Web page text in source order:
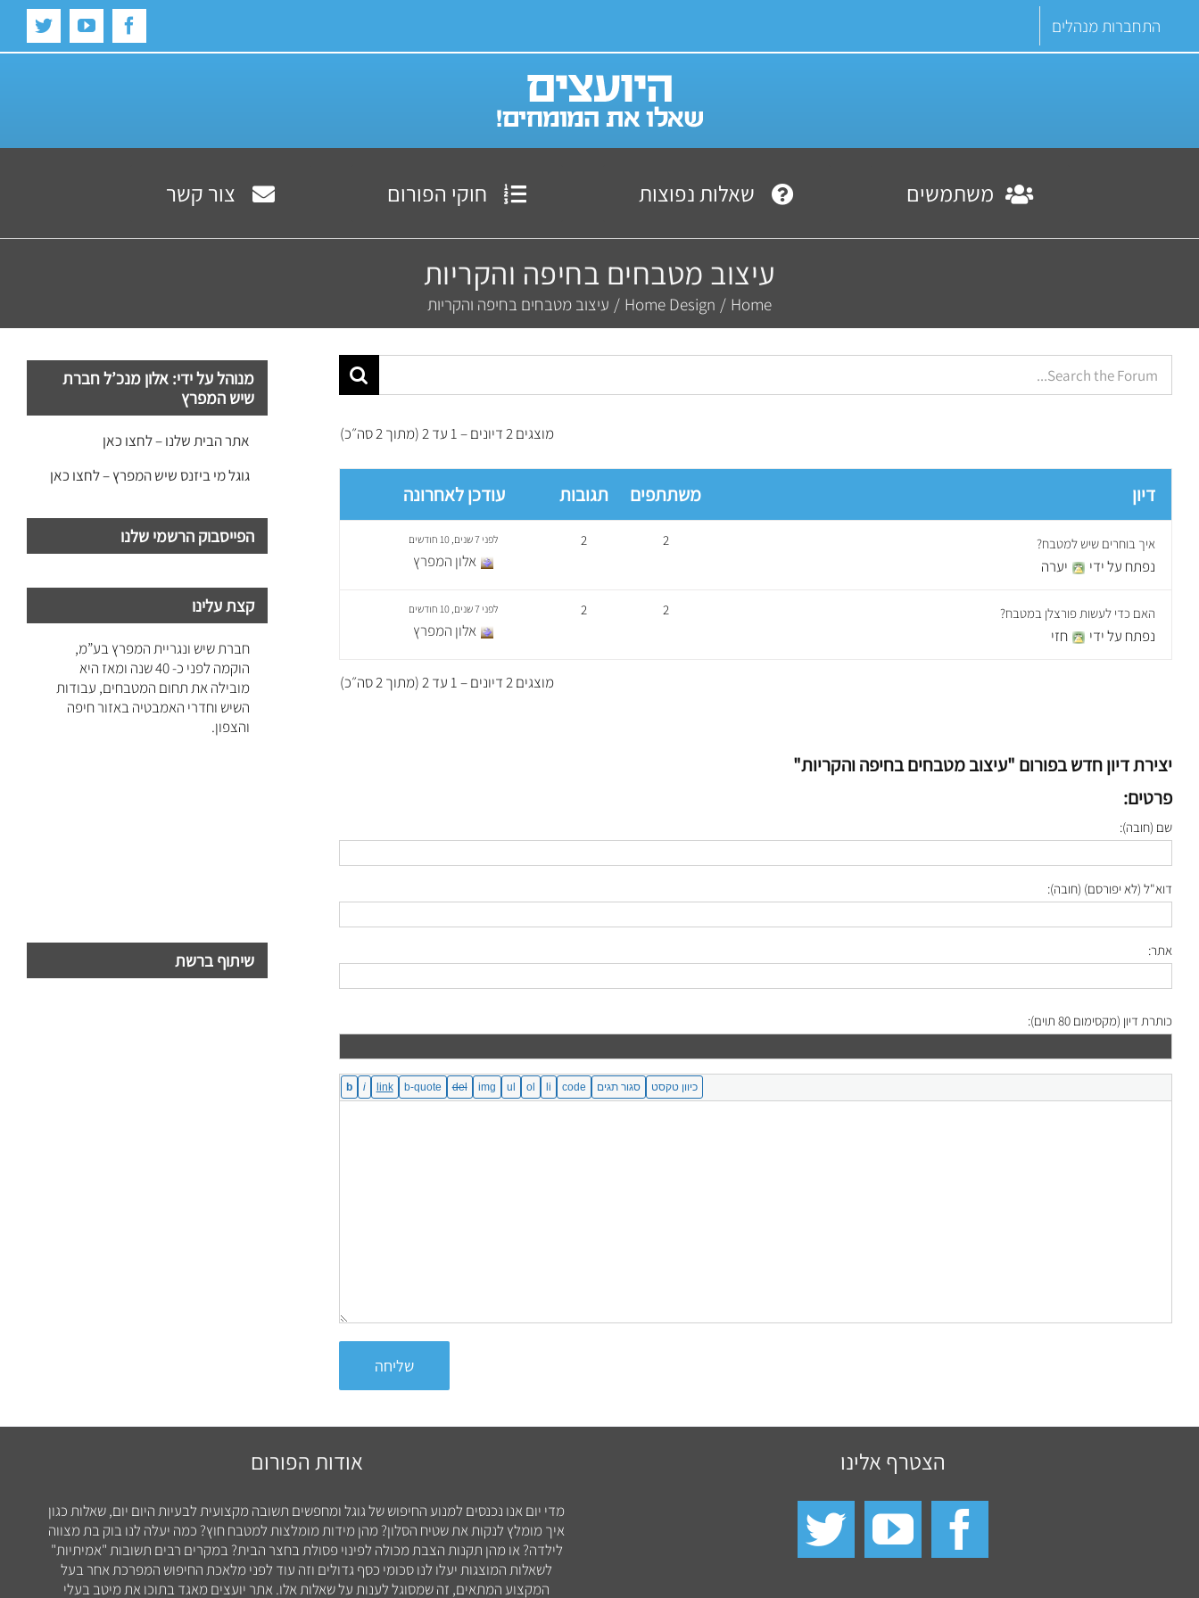
content
התחברות מנהלים Facebook
YouTube
משתמשים שאלות נפוצות חוקי הפורום צור קשר
עיצוב מטבחים בחיפה והקריות
Home
/
Home Design
/ עיצוב מטבחים בחיפה והקריות
מוצגים 2 דיונים – 1 עד 2 (מתוך 2 סה״כ)
דיון משתתפים תגובות עודכן לאחרונה
איך בוחרים שיש למטבח?
נפתח על ידי יערה
2
2 לפני 7 שנים, 10 חודשים
אלון המפרץ
האם כדי לעשות פורצלן במטבח?
נפתח על ידי חזי
2
2 לפני 7 שנים, 10 חודשים
אלון המפרץ
מוצגים 2 דיונים – 1 עד 2 (מתוך 2 סה״כ)
יצירת דיון חדש בפורום "עיצוב מטבחים בחיפה והקריות"
פרטים:
שם (חובה):
דוא"ל (לא יפורסם) (חובה):
אתר:
כותרת דיון (מקסימום 80 תוים):
שליחה
מנוהל על ידי: אלון מנכ’ל חברת
שיש המפרץ
אתר הבית שלנו – לחצו כאן
גוגל מי ביזנס שיש המפרץ – לחצו כאן
הפייסבוק הרשמי שלנו
קצת עלינו
חברת שיש ונגריית המפרץ בע”מ,
הוקמה לפני כ- 40 שנה ומאז היא
מובילה את תחום המטבחים, עבודות
השיש וחדרי האמבטיה באזור חיפה
והצפון.
שיתוף ברשת
הצטרף אלינו אודות הפורום
מדי יום אנו נכנסים למנוע החיפוש של גוגל ומחפשים תשובה מקצועית לבעיות היום יום, שאלות כגון
איך מומלץ לנקות את שטיח הסלון? מהן מידות מומלצות למטבח חוץ? כמה יעלה לנו בוק בת מצווה
לילדה? או מהן תקנות הצבת מכולה לפינוי פסולת בחצר הבית? במקרים רבים תשובות "אמיתיות"
לשאלות המוצגות יעלו לנו סכומי כסף גדולים וזה עוד לפני מלאכת החיפוש המפרכת אחר בעל
המקצוע המתאים, זה שמסוגל לענות על שאלות אלו. אתר יועצים מאגד בתוכו את מיטב בעלי